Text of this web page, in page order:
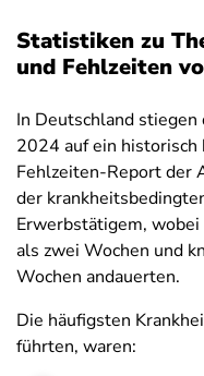
Statistiken zu
und Fehlzeiten
In Deutschland
2024 auf ein historisch
Fehlzeiten-Report der
der
Erwerbstätigem,
als zwei Wochen und
Wochen andauerten.​
Die häufigsten
führten, waren: